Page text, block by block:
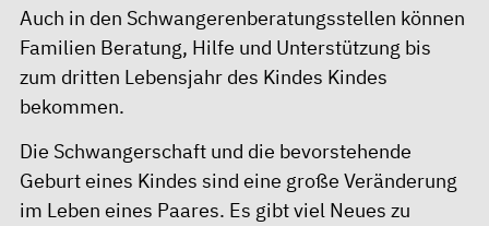
Auch in den Schwangerenberatungsstellen können
Familien Beratung, Hilfe und Unterstützung bis
zum dritten Lebensjahr des Kindes Kindes
bekommen.
Die Schwangerschaft und die bevorstehende
Geburt eines Kindes sind eine große Veränderung
im Leben eines Paares. Es gibt viel Neues zu